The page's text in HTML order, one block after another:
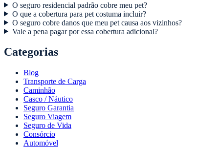
O seguro residencial padrão cobre meu pet?
O que a cobertura para pet costuma incluir?
O seguro cobre danos que meu pet causa aos vizinhos?
Vale a pena pagar por essa cobertura adicional?
Categorias
Blog
Transporte de Carga
Caminhão
Casco / Náutico
Seguro Garantia
Seguro Viagem
Seguro de Vida
Consórcio
Automóvel